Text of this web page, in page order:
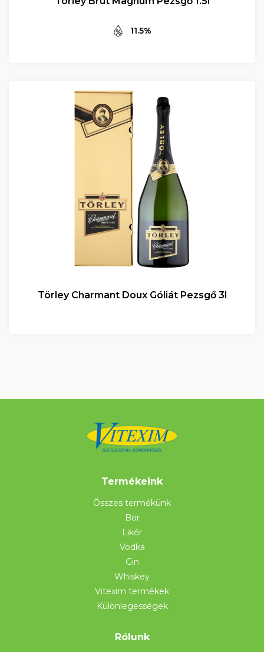
11.5%
Törley Charmant Doux Góliát Pezsgő 3l
Termékeink
Összes termékünk
Bor
Likőr
Vodka
Gin
Whiskey
Vitexim termékek
Különlegességek
Rólunk